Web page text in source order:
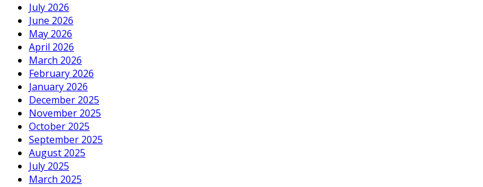
July 2026
June 2026
May 2026
April 2026
March 2026
February 2026
January 2026
December 2025
November 2025
October 2025
September 2025
August 2025
July 2025
March 2025